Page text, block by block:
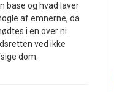
base og hvad laver
af emnerne, da
i en over ni
ved ikke
dom.